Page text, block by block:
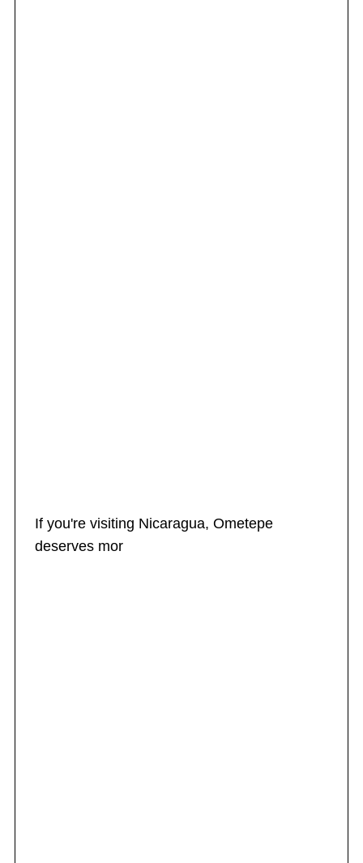
If you're visiting Nicaragua, Ometepe
deserves mor